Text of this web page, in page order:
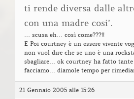
ti rende diversa dalle
con una madre cosi’.
… scusa eh… così come???!!
E Poi courtney è un essere vivente
non vuol dire che se uno è una
sbagliare… ok courtney ha fatto
facciamo… diamole tempo per
21 Gennaio 2005 alle 15:26